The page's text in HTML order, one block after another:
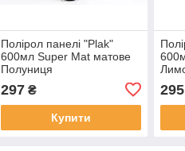
Полірол панелі "Plak"
600мл Super Mat матове
Полуниця
297₴
Купити
295